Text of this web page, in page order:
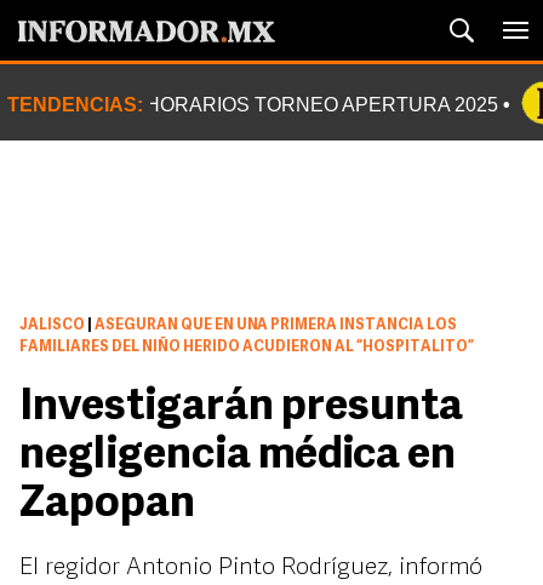
TENDENCIAS: HORARIOS TORNEO APERTURA 2025
JALISCO
ASEGURAN QUE EN UNA PRIMERA INSTANCIA LOS
FAMILIARES DEL NIÑO HERIDO ACUDIERON AL “HOSPITALITO”
Investigarán presunta
negligencia médica en
Zapopan
El regidor Antonio Pinto Rodríguez, informó